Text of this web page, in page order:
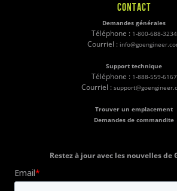
CONTACT
Demandes générales
Téléphone : 1-800-688-3234
Courriel :
Support technique
Téléphone : 1-888-559-6167
Courriel :
Trouver un emplacement
Demandes de commandite
Restez à jour avec les nouvelles de